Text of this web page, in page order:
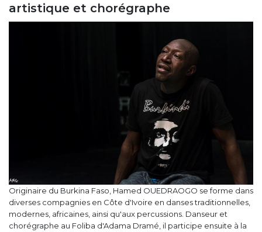
artistique et chorégraphe
Originaire du Burkina Faso, Hamed OUEDRAOGO se forme dans
diverses compagnies en Côte d'Ivoire en danses traditionnelles,
modernes, africaines, ainsi qu'aux percussions. Danseur et
chorégraphe au Foliba d'Adama Dramé, il participe ensuite à la